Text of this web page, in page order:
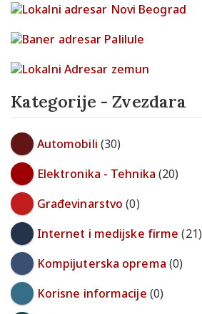
Kategorije - Zvezdara
Automobili (30)
Elektronika - Tehnika (20)
Građevinarstvo (0)
Internet i medijske firme (21)
Kompijuterska oprema (0)
Korisne informacije (0)